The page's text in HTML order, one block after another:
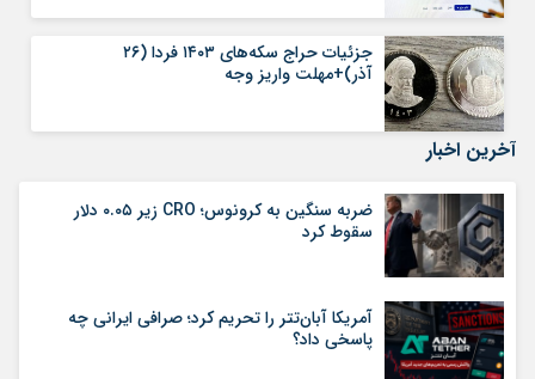
مرا به خاطر بسپار
جزئیات حراج سکه‌های ۱۴۰۳ فردا (۲۶
آذر‌)+مهلت واریز وجه
آخرین اخبار
ضربه سنگین به کرونوس؛ CRO زیر ۰.۰۵ دلار
سقوط کرد
آمریکا آبان‌تتر را تحریم کرد؛ صرافی ایرانی چه
پاسخی داد؟